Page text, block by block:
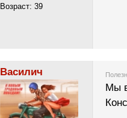
Возраст: 39
Василич
Мы